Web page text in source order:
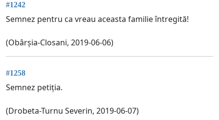
#1242
Semnez pentru ca vreau aceasta familie întregită!
(Obârșia-Closani, 2019-06-06)
#1258
Semnez petiția.
(Drobeta-Turnu Severin, 2019-06-07)